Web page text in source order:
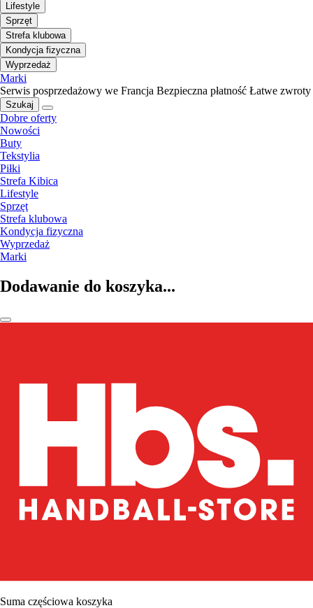
Lifestyle
Sprzęt
Strefa klubowa
Kondycja fizyczna
Wyprzedaż
Marki
Serwis posprzedażowy we Francja Bezpieczna płatność Łatwe zwroty
Szukaj
Dobre oferty
Nowości
Buty
Tekstylia
Piłki
Strefa Kibica
Lifestyle
Sprzęt
Strefa klubowa
Kondycja fizyczna
Wyprzedaż
Marki
Dodawanie do koszyka...
Suma częściowa koszyka